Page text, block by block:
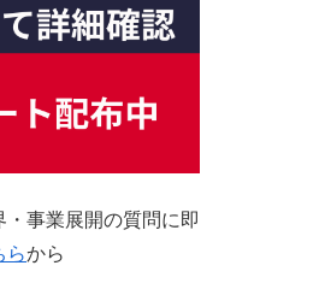
事業展開の質問に即
らから